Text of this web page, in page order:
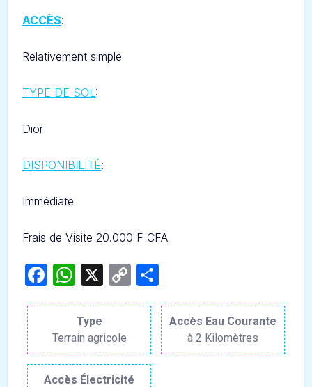
ACCÈS:
Relativement simple
TYPE DE SOL:
Dior
DISPONIBILITÉ:
Immédiate
Frais de Visite 20.000 F CFA
Facebook
WhatsApp
X
Copy
Type
Terrain agricole
Accès Eau Courante
à 2 Kilomètres
Accès Électricité